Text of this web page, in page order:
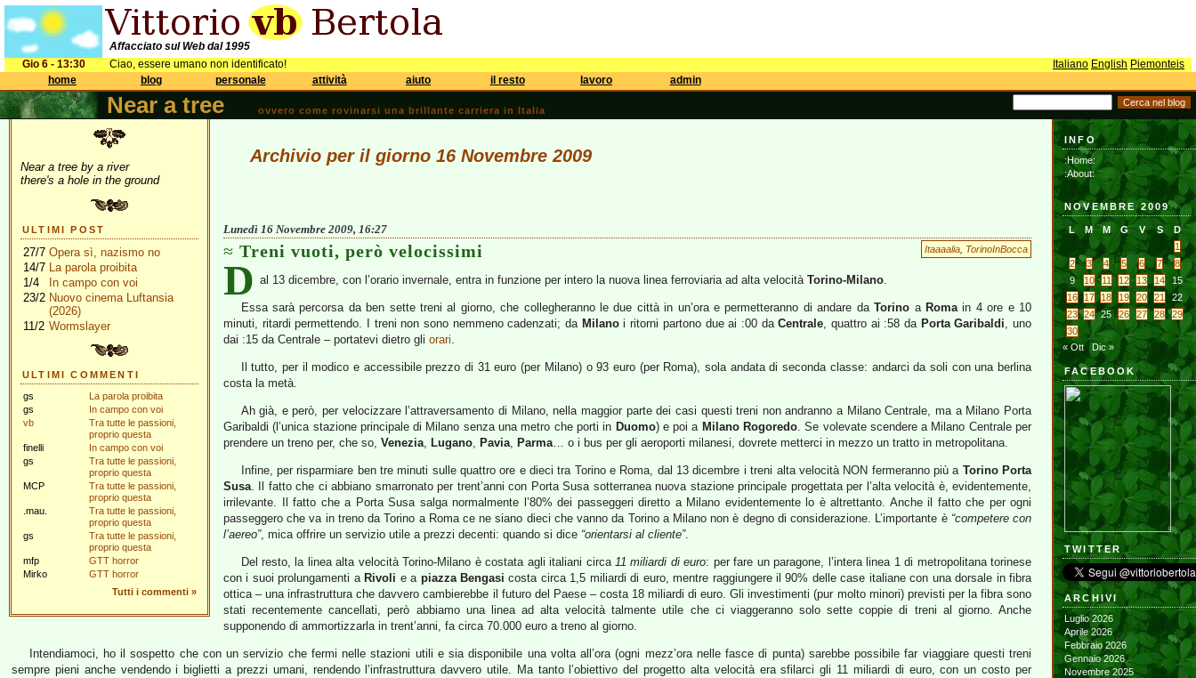
Affacciato sul Web dal 1995
Gio 6 - 13:30
Ciao, essere umano non identificato! Italiano English Piemonteis
home
blog personale attività aiuto il resto lavoro admin
Near a tree ovvero come rovinarsi una brillante carriera in Italia
Near a tree by a river
there's a hole in the ground
ULTIMI POST
27/7 Opera sì, nazismo no
14/7 La parola proibita
1/4
In campo con voi
23/2 Nuovo cinema Luftansia
(2026)
11/2 Wormslayer
ULTIMI COMMENTI
gs
La parola proibita
gs
In campo con voi
vb
Tra tutte le passioni,
proprio questa
finelli
In campo con voi
gs
Tra tutte le passioni,
proprio questa
MCP
Tra tutte le passioni,
proprio questa
.mau.
Tra tutte le passioni,
proprio questa
gs
Tra tutte le passioni,
proprio questa
mfp
GTT horror
Mirko
GTT horror
Tutti i commenti »
Archivio per il giorno 16 Novembre 2009
Lunedì 16 Novembre 2009, 16:27
Itaaaalia TorinoInBocca
Treni vuoti, però velocissimi
D al 13 dicembre, con l’orario invernale, entra in funzione per intero la nuova linea ferroviaria ad alta velocità Torino-Milano.
Essa sarà percorsa da ben sette treni al giorno, che collegheranno le due città in un’ora e permetteranno di andare daTorino a Romain 4 ore e 10
minuti, ritardi permettendo. I treni non sono nemmeno cadenzati; da Milanoi ritorni partono due ai :00 daCentrale, quattro ai :58 da Porta Garibaldi, uno
dai :15 da Centrale – portatevi dietro gli orari.
Il tutto, per il modico e accessibile prezzo di 31 euro (per Milano) o 93 euro (per Roma), sola andata di seconda classe: andarci da soli con una berlina
costa la metà.
Ah già, e però, per velocizzare l’attraversamento di Milano, nella maggior parte dei casi questi treni non andranno a Milano Centrale, ma a Milano Porta
Garibaldi (l’unica stazione principale di Milano senza una metro che porti in Duomo) e poi a Milano Rogoredo. Se volevate scendere a Milano Centrale per
prendere un treno per, che so, Venezia, Lugano, Pavia, Parma… o i bus per gli aeroporti milanesi, dovrete metterci in mezzo un tratto in metropolitana.
Infine, per risparmiare ben tre minuti sulle quattro ore e dieci tra Torino e Roma, dal 13 dicembre i treni alta velocità NON fermeranno più a Torino Porta
Susa. Il fatto che ci abbiano smarronato per trent’anni con Porta Susa sotterranea nuova stazione principale progettata per l’alta velocità è, evidentemente,
irrilevante. Il fatto che a Porta Susa salga normalmente l’80% dei passeggeri diretto a Milano evidentemente lo è altrettanto. Anche il fatto che per ogni
passeggero che va in treno da Torino a Roma ce ne siano dieci che vanno da Torino a Milano non è degno di considerazione. L’importante è “competere con
l’aereo”, mica offrire un servizio utile a prezzi decenti: quando si dice “orientarsi al cliente”.
Del resto, la linea alta velocità Torino-Milano è costata agli italiani circa11 miliardi di euro: per fare un paragone, l’intera linea 1 di metropolitana torinese
con i suoi prolungamenti a Rivoli e a piazza Bengasi costa circa 1,5 miliardi di euro, mentre raggiungere il 90% delle case italiane con una dorsale in fibra
ottica – una infrastruttura che davvero cambierebbe il futuro del Paese – costa 18 miliardi di euro. Gli investimenti (pur molto minori) previsti per la fibra sono
stati recentemente cancellati, però abbiamo una linea ad alta velocità talmente utile che ci viaggeranno solo sette coppie di treni al giorno. Anche
supponendo di ammortizzarla in trent’anni, fa circa 70.000 euro a treno al giorno.
Intendiamoci, ho il sospetto che con un servizio che fermi nelle stazioni utili e sia disponibile una volta all’ora (ogni mezz’ora nelle fasce di punta) sarebbe possibile far viaggiare questi treni
sempre pieni anche vendendo i biglietti a prezzi umani, rendendo l’infrastruttura davvero utile. Ma tanto l’obiettivo del progetto alta velocità era sfilarci gli 11 miliardi di euro, con un costo per
INFO
:Home:
:About:
NOVEMBRE 2009
L M M G V S
D
1
2
3 4 5 6 7
8
9
10 11 12 13 14
15
16
17 18 19 20 21
22
23
24 25 26 27 28
29
30
« Ott
Dic »
FACEBOOK
TWITTER
ARCHIVI
Luglio 2026
Aprile 2026
Febbraio 2026
Gennaio 2026
Novembre 2025